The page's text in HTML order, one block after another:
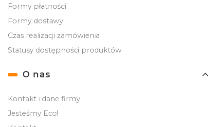
Formy płatności
Formy dostawy
Czas realizacji zamówienia
Statusy dostępności produktów
O nas
Kontakt i dane firmy
Jesteśmy Eco!